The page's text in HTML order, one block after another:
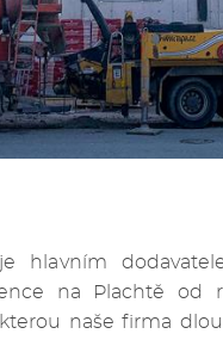
hlavním
na Plachtě od
naše firma